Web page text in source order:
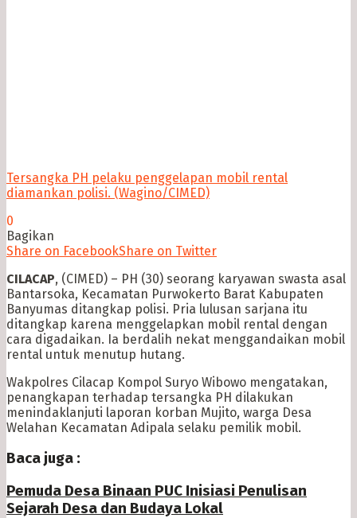
Tersangka PH pelaku penggelapan mobil rental
diamankan polisi. (Wagino/CIMED)
0
Bagikan
Share on FacebookShare on Twitter
CILACAP, (CIMED) – PH (30) seorang karyawan swasta asal
Bantarsoka, Kecamatan Purwokerto Barat Kabupaten
Banyumas ditangkap polisi. Pria lulusan sarjana itu
ditangkap karena menggelapkan mobil rental dengan
cara digadaikan. Ia berdalih nekat menggandaikan mobil
rental untuk menutup hutang.
Wakpolres Cilacap Kompol Suryo Wibowo mengatakan,
penangkapan terhadap tersangka PH dilakukan
menindaklanjuti laporan korban Mujito, warga Desa
Welahan Kecamatan Adipala selaku pemilik mobil.
Baca juga :
Pemuda Desa Binaan PUC Inisiasi Penulisan
Sejarah Desa dan Budaya Lokal